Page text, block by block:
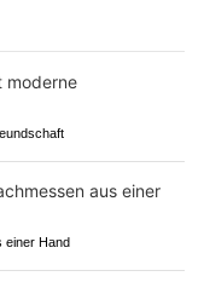
einer Hand